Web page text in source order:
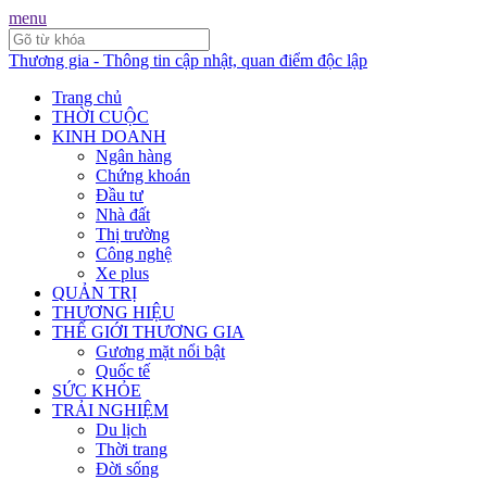
menu
Thương gia - Thông tin cập nhật, quan điểm độc lập
Trang chủ
THỜI CUỘC
KINH DOANH
Ngân hàng
Chứng khoán
Đầu tư
Nhà đất
Thị trường
Công nghệ
Xe plus
QUẢN TRỊ
THƯƠNG HIỆU
THẾ GIỚI THƯƠNG GIA
Gương mặt nổi bật
Quốc tế
SỨC KHỎE
TRẢI NGHIỆM
Du lịch
Thời trang
Đời sống